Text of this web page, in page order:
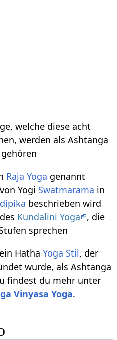
welche diese acht
werden als Ashtanga
Raja Yoga genannt
Yogi Swatmarama in
beschrieben wird
Kundalini Yoga
, die
sprechen
HathaYoga Stil, der
wurde, als Ashtanga
findest du mehr unter
Vinyasa Yoga.